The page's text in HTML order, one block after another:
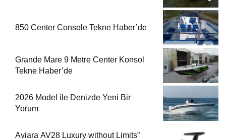
850 Center Console Tekne Haber’de
Grande Mare 9 Metre Center Konsol
Tekne Haber’de
2026 Model ile Denizde Yeni Bir
Yorum
Aviara AV28 Luxury without Limits”